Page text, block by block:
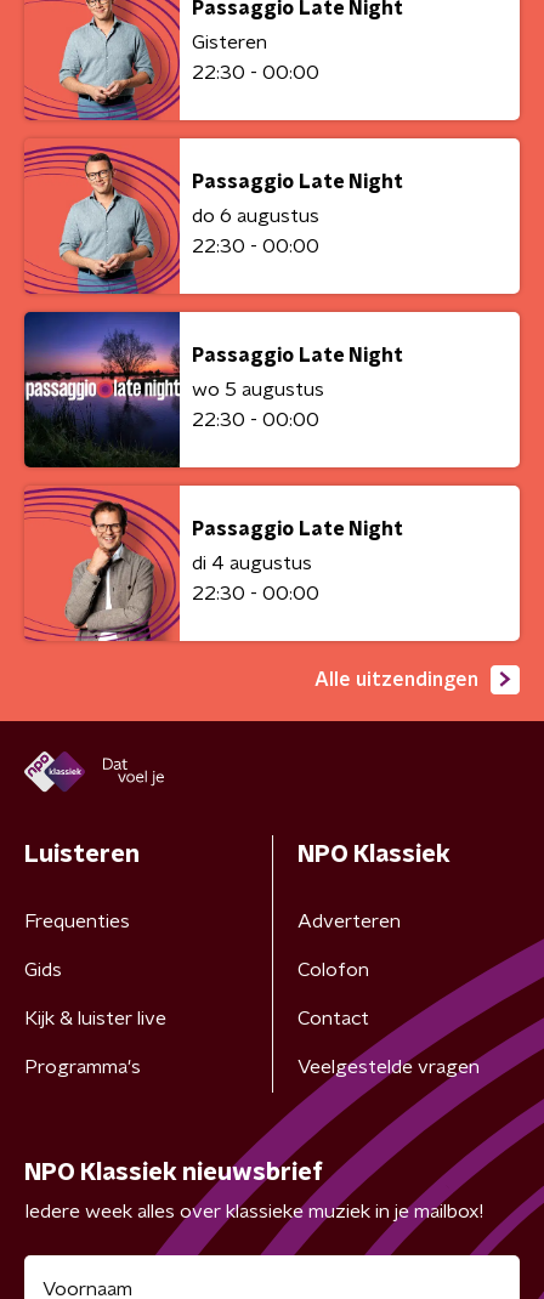
Passaggio Late Night
Gisteren
22:30 - 00:00
Passaggio Late Night
do 6 augustus
22:30 - 00:00
Passaggio Late Night
wo 5 augustus
22:30 - 00:00
Passaggio Late Night
di 4 augustus
22:30 - 00:00
Alle uitzendingen
Luisteren
Frequenties
Gids
Kijk & luister live
Programma's
NPO Klassiek
Adverteren
Colofon
Contact
Veelgestelde vragen
NPO Klassiek nieuwsbrief
Iedere week alles over klassieke muziek in je mailbox!